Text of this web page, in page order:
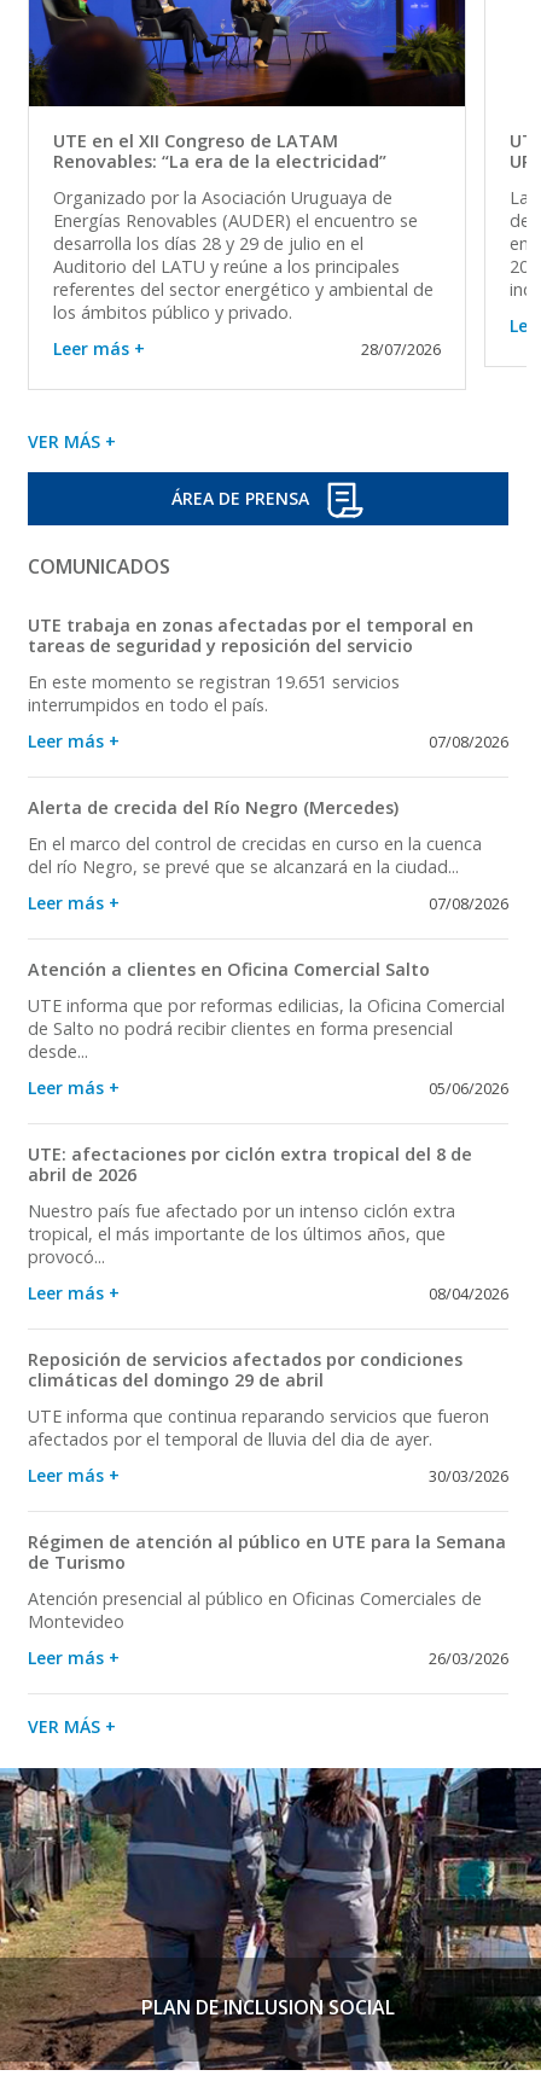
UTE en el XII Congreso de LATAM
Renovables: “La era de la electricidad”
Organizado por la Asociación Uruguaya de
Energías Renovables (AUDER) el encuentro se
desarrolla los días 28 y 29 de julio en el
Auditorio del LATU y reúne a los principales
referentes del sector energético y ambiental de
los ámbitos público y privado.
Leer más +
28/07/2026
La
del
en
VER MÁS +
ÁREA DE PRENSA
COMUNICADOS
UTE trabaja en zonas afectadas por el temporal en
tareas de seguridad y reposición del servicio
En este momento se registran 19.651 servicios
interrumpidos en todo el país.
Leer más +
07/08/2026
Alerta de crecida del Río Negro (Mercedes)
En el marco del control de crecidas en curso en la cuenca
del río Negro, se prevé que se alcanzará en la ciudad...
Leer más +
07/08/2026
Atención a clientes en Oficina Comercial Salto
UTE informa que por reformas edilicias, la Oficina Comercial
de Salto no podrá recibir clientes en forma presencial
desde...
Leer más +
05/06/2026
UTE: afectaciones por ciclón extra tropical del 8 de
abril de 2026
Nuestro país fue afectado por un intenso ciclón extra
tropical, el más importante de los últimos años, que
provocó...
Leer más +
08/04/2026
Reposición de servicios afectados por condiciones
climáticas del domingo 29 de abril
UTE informa que continua reparando servicios que fueron
afectados por el temporal de lluvia del dia de ayer.
Leer más +
30/03/2026
Régimen de atención al público en UTE para la Semana
de Turismo
Atención presencial al público en Oficinas Comerciales de
Montevideo
Leer más +
26/03/2026
VER MÁS +
PLAN DE INCLUSION SOCIAL